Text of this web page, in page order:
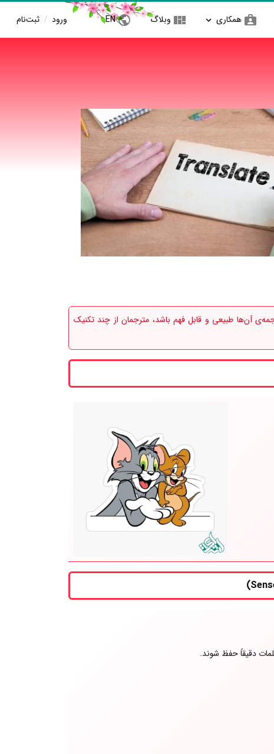
همکاری وبلاگ EN ورود / ثبت‌نام
آن‌ها طبیعی و قابل فهم باشد، مترجمان از چند تکنیک
دقیقاً حفظ شوند.